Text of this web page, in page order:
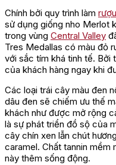
Chính bởi quy trình làm
sử dụng giống nho Merlot
trong vùng Central Valley
Tres Medallas có màu đỏ
với sắc tím khá tinh tế. Bởi
của khách hàng ngay khi
Các loại trái cây màu đen
dâu đen sẽ chiếm ưu thế
khách như được mở rộng
là sự phát triển đồ sộ của
cây chín xen lẫn chút
caramel. Chất tannin mềm
này thêm sống động.